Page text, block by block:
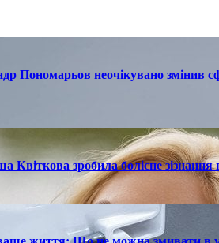
Пономарьов неочікувано змінив
зробила болісне